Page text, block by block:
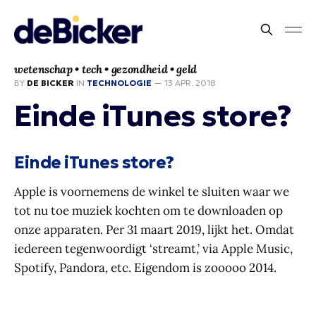
wetenschap • tech • gezondheid • geld
BY DE BICKER IN TECHNOLOGIE — 13 APR. 2018
Einde iTunes store?
Einde iTunes store?
Apple is voornemens de winkel te sluiten waar we
tot nu toe muziek kochten om te downloaden op
onze apparaten. Per 31 maart 2019, lijkt het. Omdat
iedereen tegenwoordigt ‘streamt,’ via Apple Music,
Spotify, Pandora, etc. Eigendom is zooooo 2014.